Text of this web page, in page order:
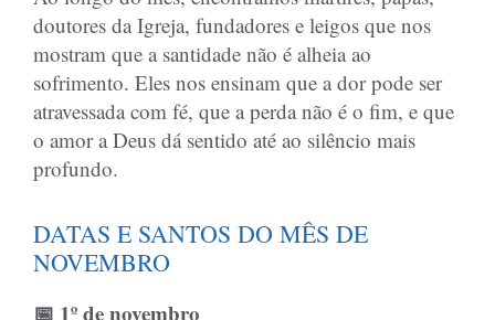
doutores da Igreja, fundadores e leigos que nos
mostram que a santidade não é alheia ao
sofrimento. Eles nos ensinam que a dor pode ser
atravessada com fé, que a perda não é o fim, e que
o amor a Deus dá sentido até ao silêncio mais
profundo.
DATAS E SANTOS DO MÊS DE
NOVEMBRO
📅 1º de novembro